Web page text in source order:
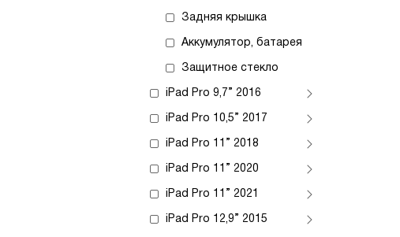
Задняя крышка
Аккумулятор, батарея
Защитное стекло
iPad Pro 9,7” 2016
iPad Pro 10,5” 2017
iPad Pro 11” 2018
iPad Pro 11” 2020
iPad Pro 11” 2021
iPad Pro 12,9” 2015